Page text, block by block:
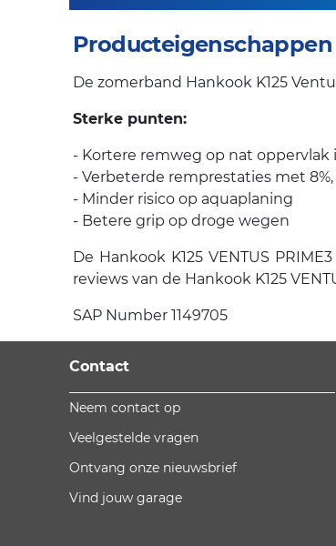
Producteigenschappen
De zomerband Hankook K125
Sterke punten:
- Kortere remweg op nat
- Verbeterde remprestaties met
- Minder risico op aquaplaning
- Betere grip op droge wegen
De Hankook K125 VENTUS
reviews van de Hankook K125
SAP Number 1149705
Contact
Neem contact op
Veelgestelde vragen
Ontvang onze nieuwsbrief
Vind jouw garage